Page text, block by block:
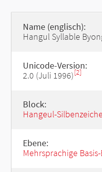
Name (englisch):
Hangul Syllable
Unicode-Version:
2.0 (Juli 1996)[2]
Block:
Hangeul-
Ebene:
Mehrsprachige